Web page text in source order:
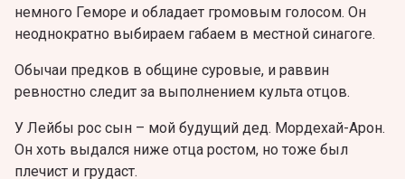
немного Геморе и обладает громовым голосом. Он
неоднократно выбираем габаем в местной синагоге.
Обычаи предков в общине суровые, и раввин
ревностно следит за выполнением культа отцов.
У Лейбы рос сын – мой будущий дед. Мордехай-Арон.
Он хоть выдался ниже отца ростом, но тоже был
плечист и грудаст.